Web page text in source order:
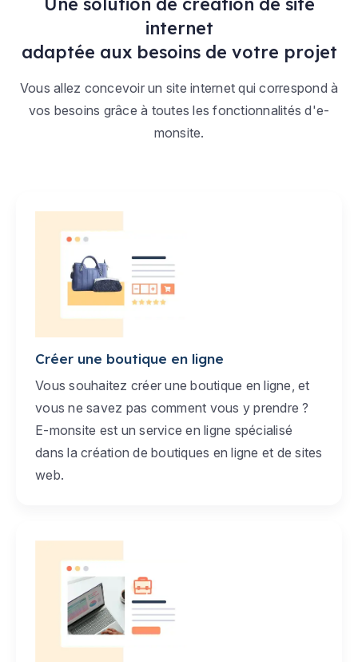
internet
adaptée aux besoins de votre projet
Vous allez concevoir un site internet qui correspond à
vos besoins grâce à toutes les fonctionnalités d'e-
monsite.
Créer une boutique en ligne
Vous souhaitez créer une boutique en ligne, et
vous ne savez pas comment vous y prendre ?
E-monsite est un service en ligne spécialisé
dans la création de boutiques en ligne et de sites
web.